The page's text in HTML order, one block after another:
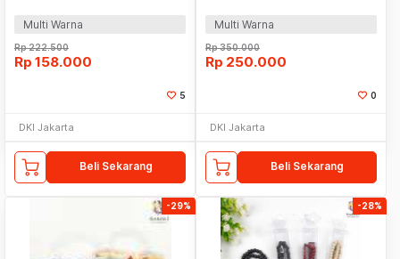
Multi Warna
Rp222.500
Rp 158.000
5
DKI Jakarta
Beli Sekarang
Multi Warna
Rp350.000
Rp 250.000
0
DKI Jakarta
Beli Sekarang
-29% -28%